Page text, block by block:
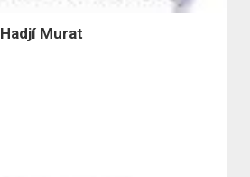
Hadjí Murat